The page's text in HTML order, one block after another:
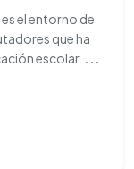
el entorno de
que ha
escolar. ...